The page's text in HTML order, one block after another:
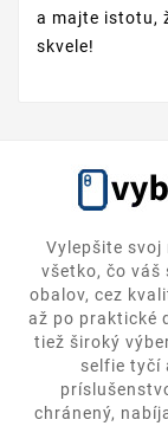
a majte istotu,
skvele!
Vylepšite svoj
všetko, čo váš
obalov, cez
až po praktické
tiež široký
selfie tyčí
chránený,